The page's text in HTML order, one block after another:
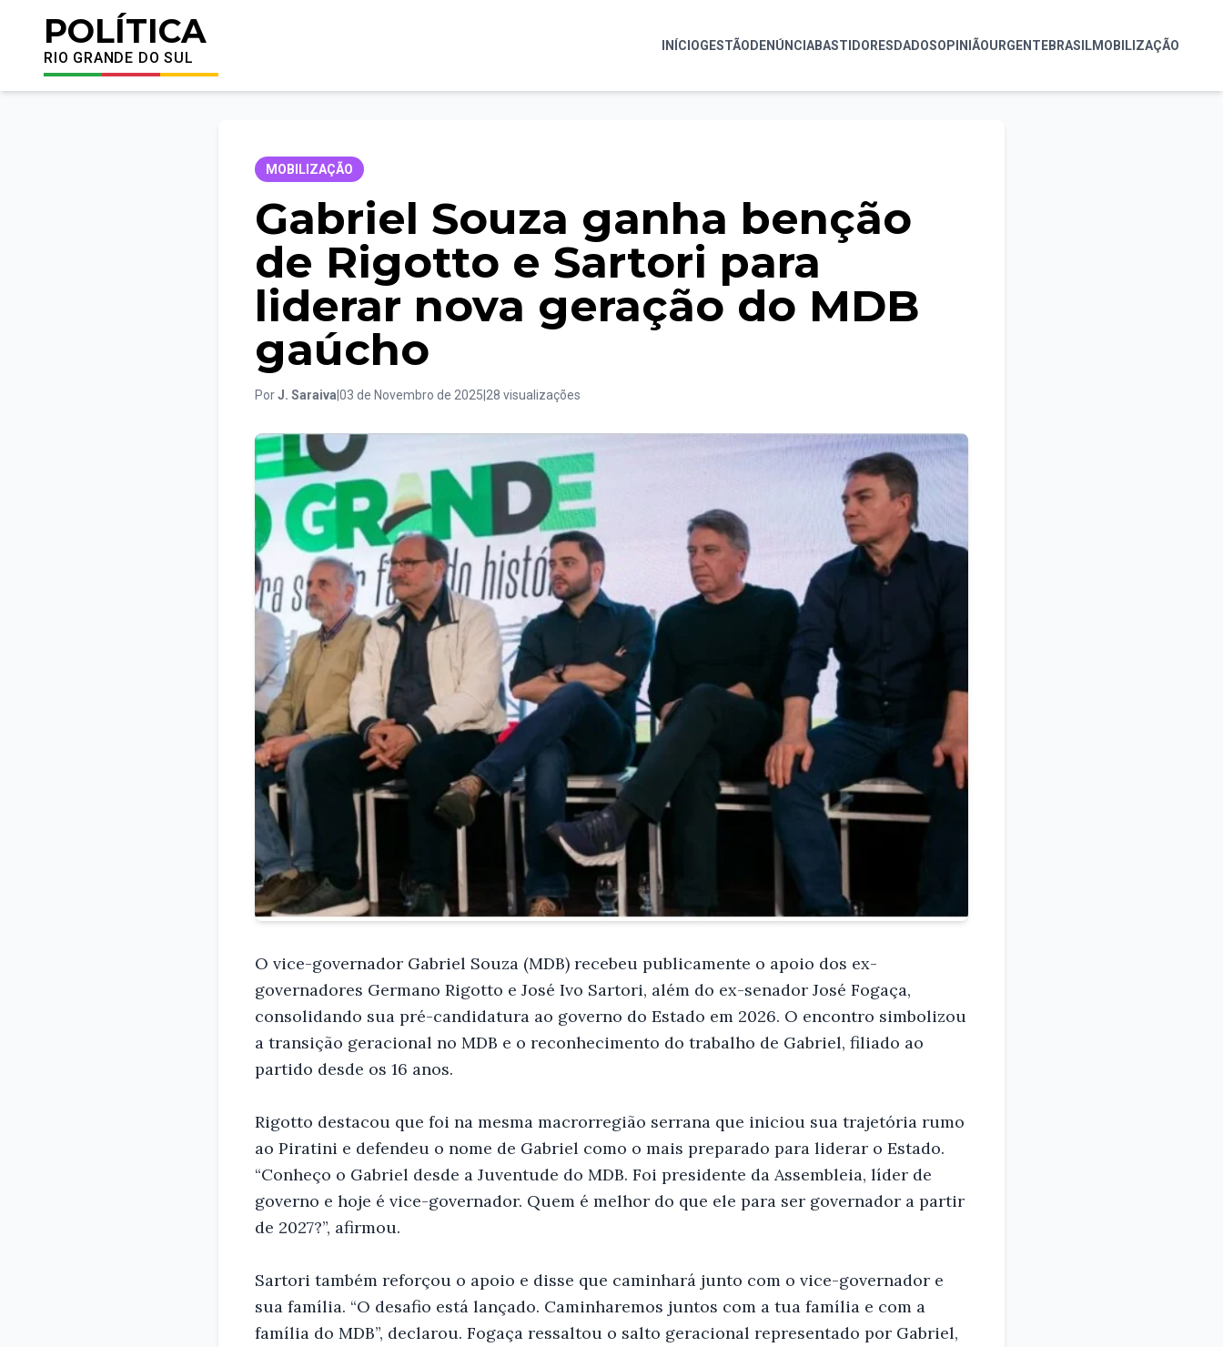
POLÍTICA
RIO GRANDE DO SUL
INÍCIOGESTÃO DENÚNCIABASTIDORES DADOSOPINIÃOURGENTEBRASILMOBILIZAÇÃO
MOBILIZAÇÃO
Gabriel Souza ganha benção
de Rigotto e Sartori para
liderar nova geração do MDB
gaúcho
PorJ. Saraiva 03 de Novembro de 2025 28 visualizações
O vice-governador Gabriel Souza (MDB) recebeu publicamente o apoio dos ex-
governadores Germano Rigotto e José Ivo Sartori, além do ex-senador José Fogaça,
consolidando sua pré-candidatura ao governo do Estado em 2026. O encontro simbolizou
a transição geracional no MDB e o reconhecimento do trabalho de Gabriel, filiado ao
partido desde os 16 anos.
Rigotto destacou que foi na mesma macrorregião serrana que iniciou sua trajetória rumo
ao Piratini e defendeu o nome de Gabriel como o mais preparado para liderar o Estado.
“Conheço o Gabriel desde a Juventude do MDB. Foi presidente da Assembleia, líder de
governo e hoje é vice-governador. Quem é melhor do que ele para ser governador a partir
de 2027?”, afirmou.
Sartori também reforçou o apoio e disse que caminhará junto com o vice-governador e
sua família. “O desafio está lançado. Caminharemos juntos com a tua família e com a
família do MDB”, declarou. Fogaça ressaltou o salto geracional representado por Gabriel,